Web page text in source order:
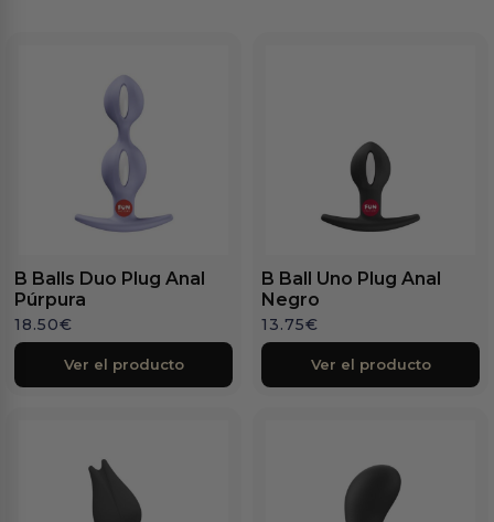
B Balls Duo Plug Anal
Púrpura
18.50€
Ver el producto
B Ball Uno Plug Anal
Negro
13.75€
Ver el producto